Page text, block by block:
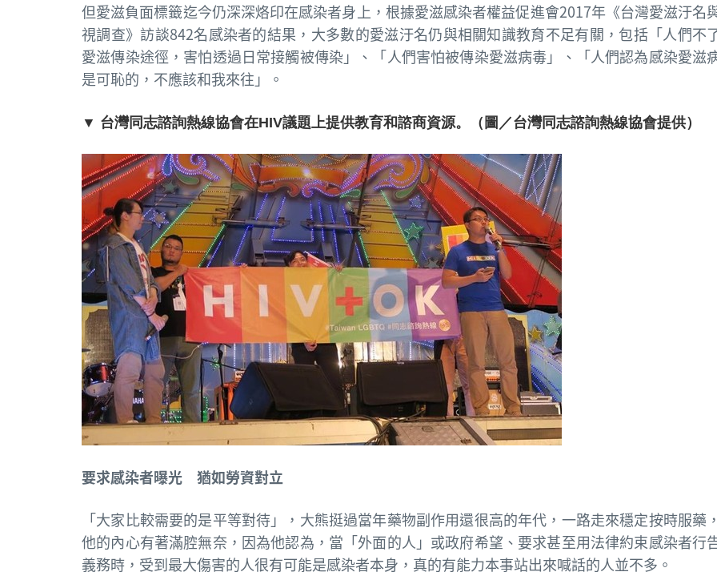
但愛滋負面標籤迄今仍深深烙印在感染者身上，根據愛滋感染者權益促進會2017年《台灣愛滋汙名
視調查》訪談842名感染者的結果，大多數的愛滋汙名仍與相關知識教育不足有關，包括「人們不
愛滋傳染途徑，害怕透過日常接觸被傳染」、「人們害怕被傳染愛滋病毒」、「人們認為感染愛滋
是可恥的，不應該和我來往」。
▼ 台灣同志諮詢熱線協會在HIV議題上提供教育和諮商資源。（圖／台灣同志諮詢熱線協會提供）
要求感染者曝光 猶如勞資對立
「大家比較需要的是平等對待」，大熊挺過當年藥物副作用還很高的年代，一路走來穩定按時服藥
他的內心有著滿腔無奈，因為他認為，當「外面的人」或政府希望、要求甚至用法律約束感染者行
義務時，受到最大傷害的人很有可能是感染者本身，真的有能力本事站出來喊話的人並不多。